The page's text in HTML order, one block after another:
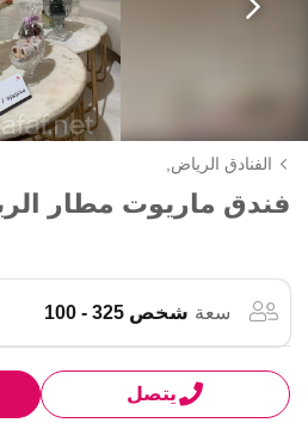
الفنادق الرياض,
فندق ماريوت مطار
سعة شخص 325 - 100
يتصل